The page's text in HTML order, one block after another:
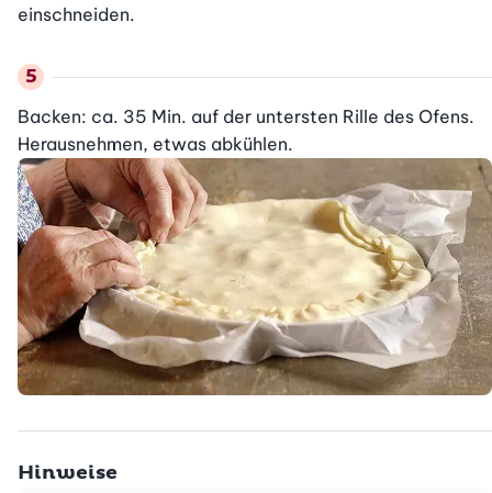
einschneiden.
Backen: ca. 35 Min. auf der untersten Rille des Ofens.
Herausnehmen, etwas abkühlen.
Hinweise